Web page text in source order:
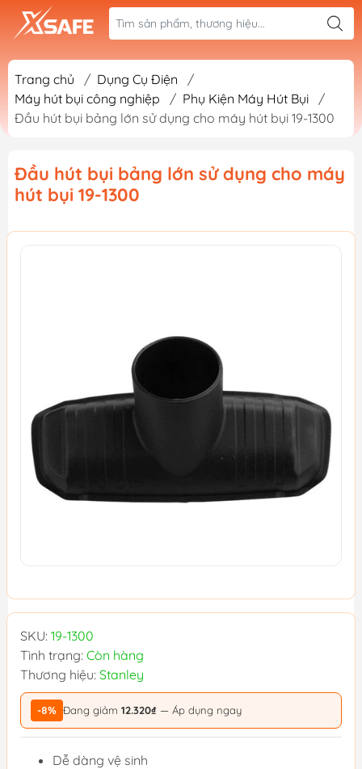
Trang chủ / Dụng Cụ Điện
/
Máy hút bụi công nghiệp
/ Phụ Kiện Máy Hút Bụi
/
Đầu hút bụi bảng lớn sử dụng cho máy hút bụi 19-1300
Đầu hút bụi bảng lớn sử dụng cho máy
hút bụi 19-1300
SKU: 19-1300
Tình trạng: Còn hàng
Thương hiệu: Stanley
-8% Đang giảm 12.320₫ — Áp dụng ngay
Dễ dàng vệ sinh